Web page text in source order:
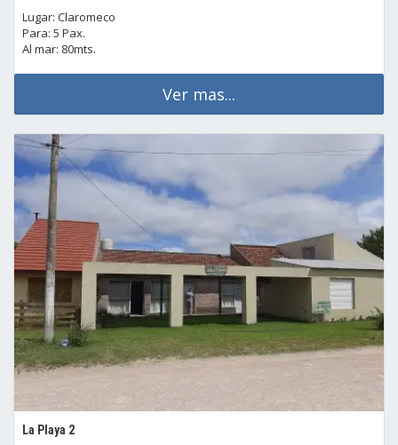
Lugar: Claromeco
Para: 5 Pax.
Al mar: 80mts.
Ver mas...
La Playa 2